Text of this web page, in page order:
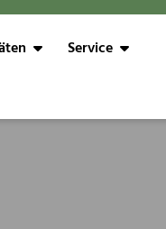
Service